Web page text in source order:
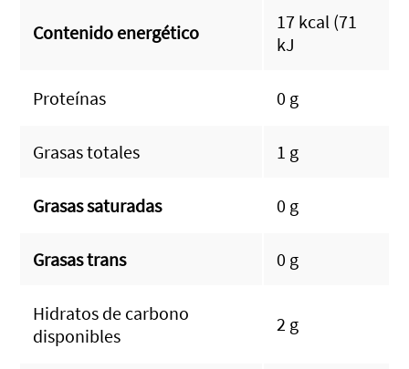
Contenido energético
17 kcal (71
kJ
Proteínas 0 g
Grasas totales 1 g
Grasas saturadas 0 g
Grasas trans 0 g
Hidratos de carbono
disponibles
2 g